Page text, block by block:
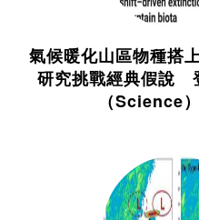
氣候暖化山區物種搭
研究挑戰經典假說
（Science